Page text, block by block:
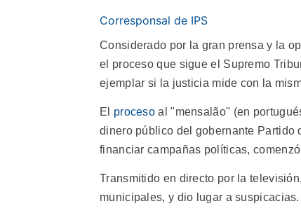
Corresponsal de IPS
Considerado por la gran prensa y la
el proceso que sigue el Supremo
ejemplar si la justicia mide con la
El proceso al "mensalão" (en
dinero público del gobernante Partido
financiar campañas políticas,
Transmitido en directo por la
municipales, y dio lugar a suspicacias.